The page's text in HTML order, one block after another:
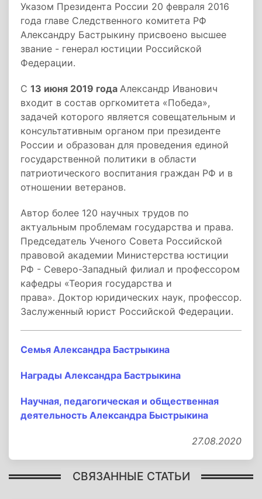
Указом Президента России 20 февраля 2016
года главе Следственного комитета РФ
Александру Бастрыкину присвоено высшее
звание - генерал юстиции Российской
Федерации.
С 13 июня 2019 года Александр Иванович
входит в состав оргкомитета «Победа»,
задачей которого является совещательным и
консультативным органом при президенте
России и образован для проведения единой
государственной политики в области
патриотического воспитания граждан РФ и в
отношении ветеранов.
Автор более 120 научных трудов по
актуальным проблемам государства и права.
Председатель Ученого Совета Российской
правовой академии Министерства юстиции
РФ - Северо-Западный филиал и профессором
кафедры «Теория государства и
права». Доктор юридических наук, профессор.
Заслуженный юрист Российской Федерации.
Семья Александра Бастрыкина
Награды Александра Бастрыкина
Научная, педагогическая и общественная
деятельность Александра Быстрыкина
27.08.2020
СВЯЗАННЫЕ СТАТЬИ